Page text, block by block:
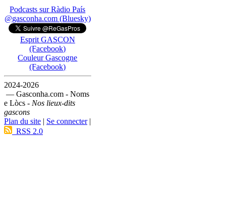
Podcasts sur Ràdio País
@gasconha.com (Bluesky)
Esprit GASCON
(Facebook)
Couleur Gascogne
(Facebook)
2024-2026
— Gasconha.com - Noms
e Lòcs - Nos lieux-dits
gascons
Plan du site | Se connecter|
RSS 2.0